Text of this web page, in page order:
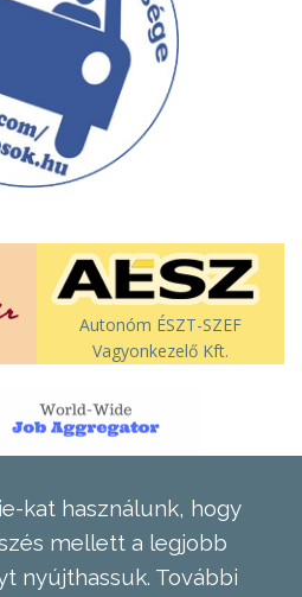
Autonóm ÉSZT-SZEF
Vagyonkezelő Kft.
kat használunk, hogy
mellett a legjobb
nyújthassuk. További